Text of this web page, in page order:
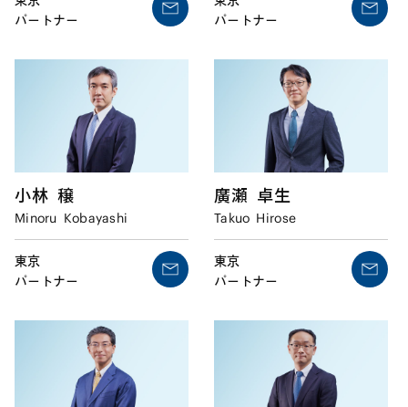
パートナー
パートナー
小林 穣
Minoru Kobayashi
東京
パートナー
廣瀬 卓生
Takuo Hirose
東京
パートナー